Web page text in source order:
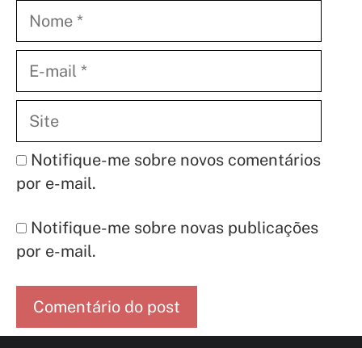
mail
Notifique-me sobre novos comentários
por e-mail.
Notifique-me sobre novas publicações
por e-mail.